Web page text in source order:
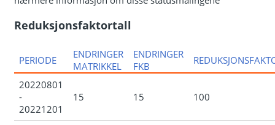
Reduksjonsfaktortall
PERIODE
ENDRINGER
MATRIKKEL
ENDRINGER
FKB
20220801
-
20221201
15 15 100